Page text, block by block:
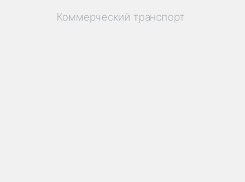
Коммерческий транспорт